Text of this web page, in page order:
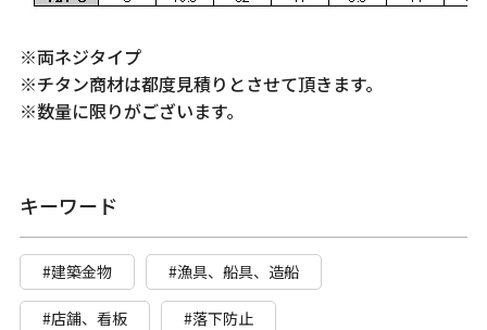
※両ネジタイプ
※チタン商材は都度見積りとさせて頂きます。
※数量に限りがございます。
キーワード
#建築金物 #漁具、船具、造船
#店舗、看板 #落下防止